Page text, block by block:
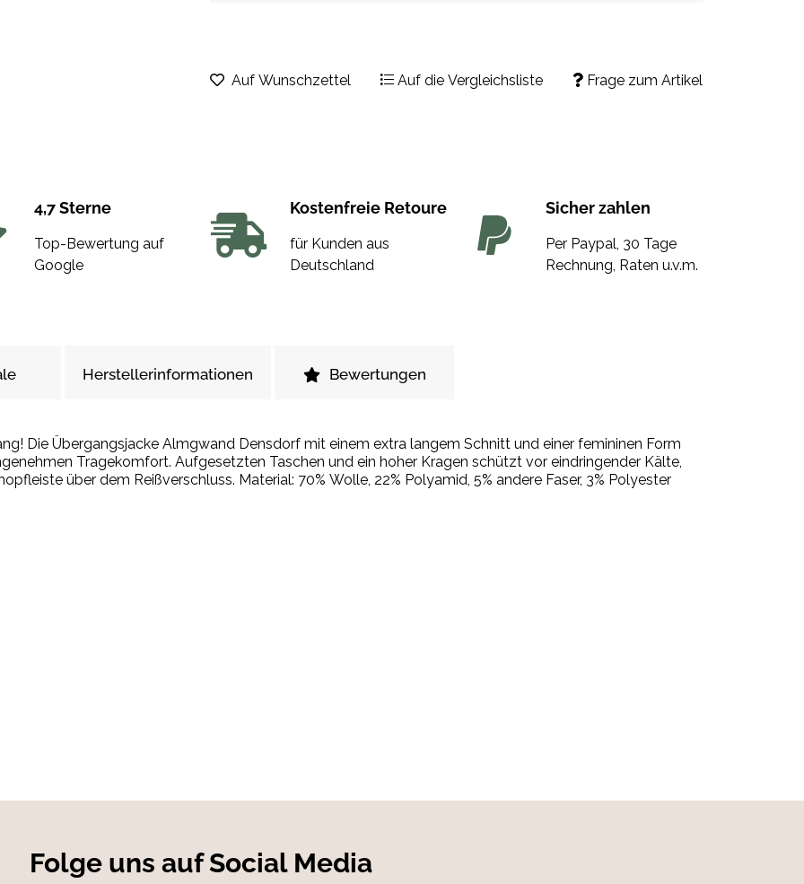
Frage zum Artikel
Auf Wunschzettel Auf die Vergleichsliste
4,7 Sterne
Top-Bewertung auf
Google
Kostenfreie Retoure
für Kunden aus
Deutschland
Sicher zahlen
Per Paypal, 30 Tage
Rechnung, Raten u.v.m.
Herstellerinformationen Bewertungen
Form
Tragekomfort. Aufgesetzten Taschen und ein hoher Kragen schützt vor eindringender Kälte,
ebenso wie die einstellbare Kapuze und die Knopfleiste über dem Reißverschluss. Material: 70% Wolle, 22% Polyamid, 5% andere Faser, 3% Polyester
Folge uns auf Social Media